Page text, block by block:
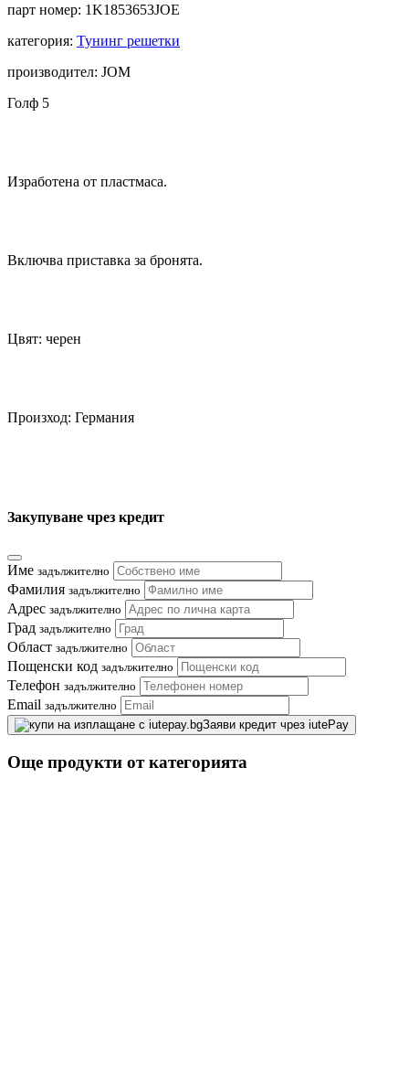
парт номер: 1K1853653JOE
категория: Тунинг решетки
производител: JOM
Голф 5
Изработена от пластмаса.
Включва приставка за бронята.
Цвят: черен
Произход: Германия
Закупуване чрез кредит
Име задължително
Фамилия задължително
Адрес задължително
Град задължително
Област задължително
Пощенски код задължително
Телефон задължително
Email задължително
Заяви кредит чрез iutePay
Още продукти от категорията